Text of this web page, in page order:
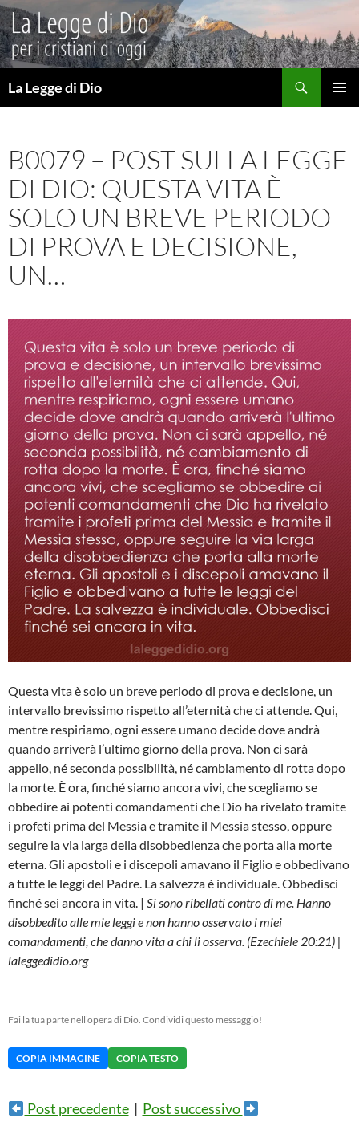
Vai
al
contenuto
La Legge di Dio
B0079 – POST SULLA LEGGE
DI DIO: QUESTA VITA È
SOLO UN BREVE PERIODO
DI PROVA E DECISIONE,
UN…
Questa vita è solo un breve periodo di prova e decisione, un
intervallo brevissimo rispetto all’eternità che ci attende. Qui,
mentre respiriamo, ogni essere umano decide dove andrà
quando arriverà l’ultimo giorno della prova. Non ci sarà
appello, né seconda possibilità, né cambiamento di rotta dopo
la morte. È ora, finché siamo ancora vivi, che scegliamo se
obbedire ai potenti comandamenti che Dio ha rivelato tramite
i profeti prima del Messia e tramite il Messia stesso, oppure
seguire la via larga della disobbedienza che porta alla morte
eterna. Gli apostoli e i discepoli amavano il Figlio e obbedivano
a tutte le leggi del Padre. La salvezza è individuale. Obbedisci
finché sei ancora in vita. | Si sono ribellati contro di me. Hanno
disobbedito alle mie leggi e non hanno osservato i miei
comandamenti, che danno vita a chi li osserva. (Ezechiele 20:21) |
laleggedidio.org
Fai la tua parte nell’opera di Dio. Condividi questo messaggio!
COPIA IMMAGINE COPIA TESTO
Post precedente| Post successivo